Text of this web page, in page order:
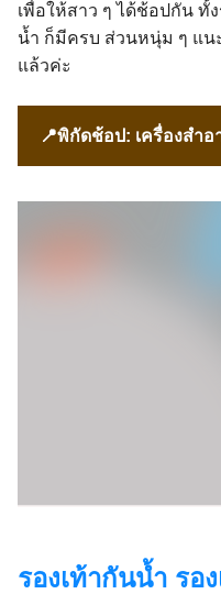
เพื่อให้สาว ๆ ได้ช้อปกัน ทั้
น้ำ ก็มีครบ ส่วนหนุ่ม ๆ แน
แล้วค่ะ
📍พิกัดช้อป: เครื่องสำ
รองเท้ากันน้ำ รอ